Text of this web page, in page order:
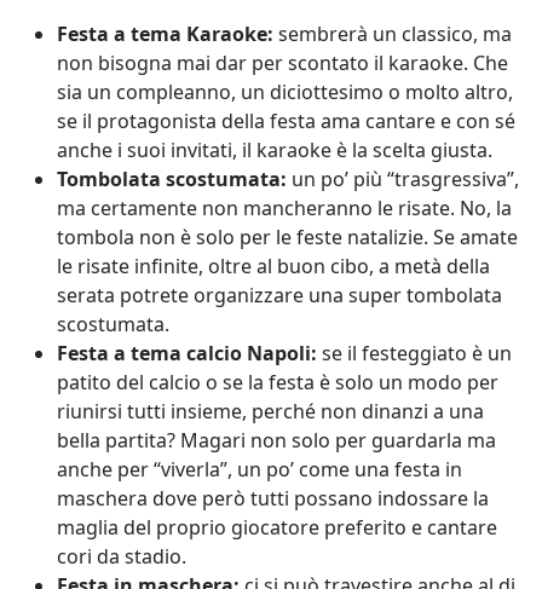
Festa a tema Karaoke: sembrerà un classico, ma
non bisogna mai dar per scontato il karaoke. Che
sia un compleanno, un diciottesimo o molto altro,
se il protagonista della festa ama cantare e con sé
anche i suoi invitati, il karaoke è la scelta giusta.
Tombolata scostumata: un po’ più “trasgressiva”,
ma certamente non mancheranno le risate. No, la
tombola non è solo per le feste natalizie. Se amate
le risate infinite, oltre al buon cibo, a metà della
serata potrete organizzare una super tombolata
scostumata.
Festa a tema calcio Napoli: se il festeggiato è un
patito del calcio o se la festa è solo un modo per
riunirsi tutti insieme, perché non dinanzi a una
bella partita? Magari non solo per guardarla ma
anche per “viverla”, un po’ come una festa in
maschera dove però tutti possano indossare la
maglia del proprio giocatore preferito e cantare
cori da stadio.